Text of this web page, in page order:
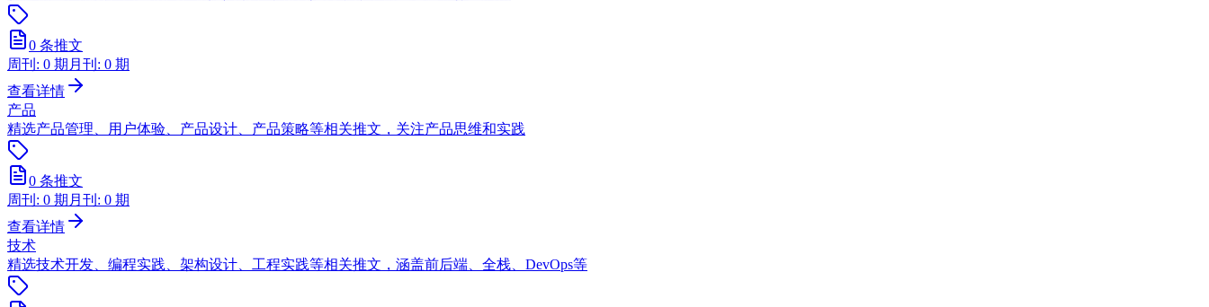
0 条推文
周刊: 0 期 月刊: 0 期
查看详情
产品
精选产品管理、用户体验、产品设计、产品策略等相关推文，关注产品思维和实践
0 条推文
周刊: 0 期 月刊: 0 期
查看详情
技术
精选技术开发、编程实践、架构设计、工程实践等相关推文，涵盖前后端、全栈、DevOps等